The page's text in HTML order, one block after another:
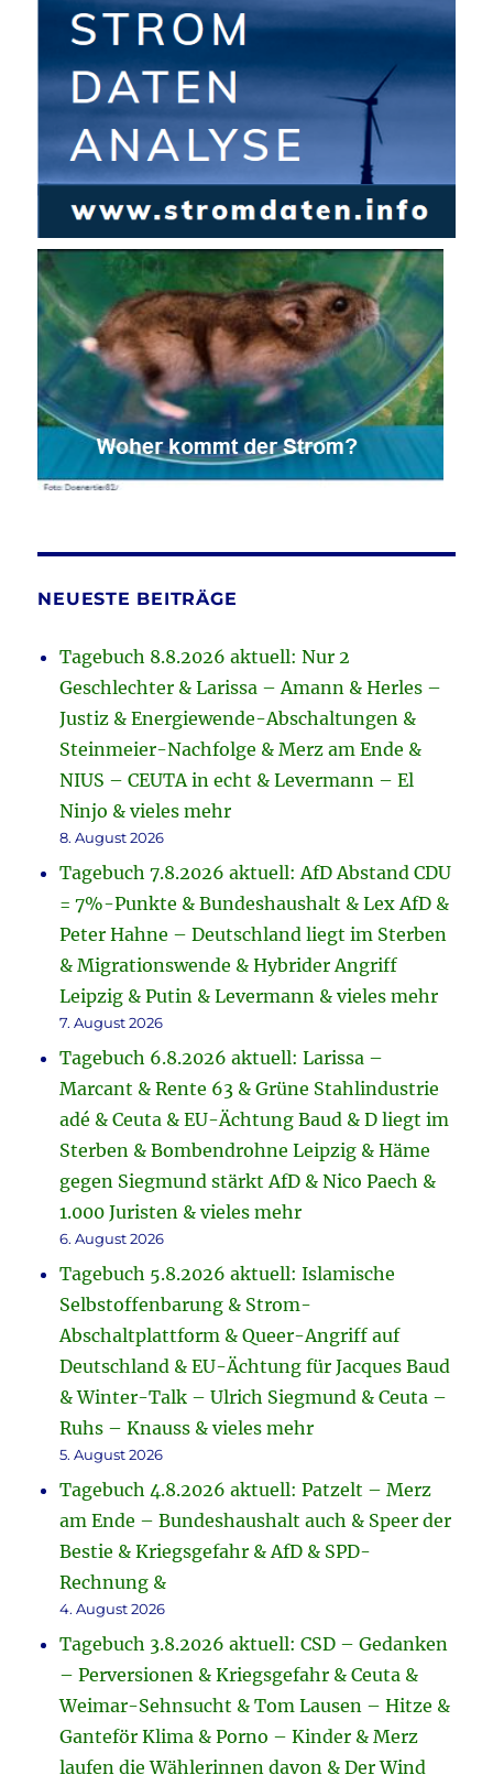
NEUESTE BEITRÄGE
Tagebuch 8.8.2026 aktuell: Nur 2
Geschlechter & Larissa – Amann & Herles –
Justiz & Energiewende-Abschaltungen &
Steinmeier-Nachfolge & Merz am Ende &
NIUS – CEUTA in echt & Levermann – El
Ninjo & vieles mehr
8. August 2026
Tagebuch 7.8.2026 aktuell: AfD Abstand CDU
= 7%-Punkte & Bundeshaushalt & Lex AfD &
Peter Hahne – Deutschland liegt im Sterben
& Migrationswende & Hybrider Angriff
Leipzig & Putin & Levermann & vieles mehr
7. August 2026
Tagebuch 6.8.2026 aktuell: Larissa –
Marcant & Rente 63 & Grüne Stahlindustrie
adé & Ceuta & EU-Ächtung Baud & D liegt im
Sterben & Bombendrohne Leipzig & Häme
gegen Siegmund stärkt AfD & Nico Paech &
1.000 Juristen & vieles mehr
6. August 2026
Tagebuch 5.8.2026 aktuell: Islamische
Selbstoffenbarung & Strom-
Abschaltplattform & Queer-Angriff auf
Deutschland & EU-Ächtung für Jacques Baud
& Winter-Talk – Ulrich Siegmund & Ceuta –
Ruhs – Knauss & vieles mehr
5. August 2026
Tagebuch 4.8.2026 aktuell: Patzelt – Merz
am Ende – Bundeshaushalt auch & Speer der
Bestie & Kriegsgefahr & AfD & SPD-
Rechnung &
4. August 2026
Tagebuch 3.8.2026 aktuell: CSD – Gedanken
– Perversionen & Kriegsgefahr & Ceuta &
Weimar-Sehnsucht & Tom Lausen – Hitze &
Ganteför Klima & Porno – Kinder & Merz
laufen die Wählerinnen davon & Der Wind